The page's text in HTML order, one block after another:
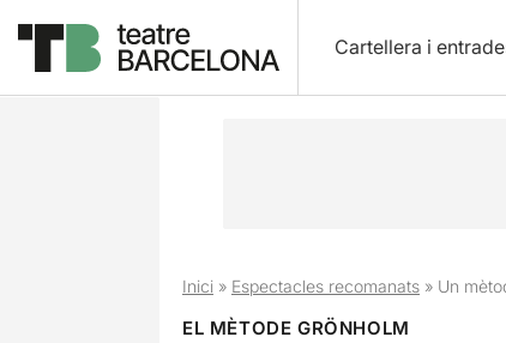
Cartellera i
Inici» Espectacles recomanats» Un
EL MÈTODE GRÖNHOLM